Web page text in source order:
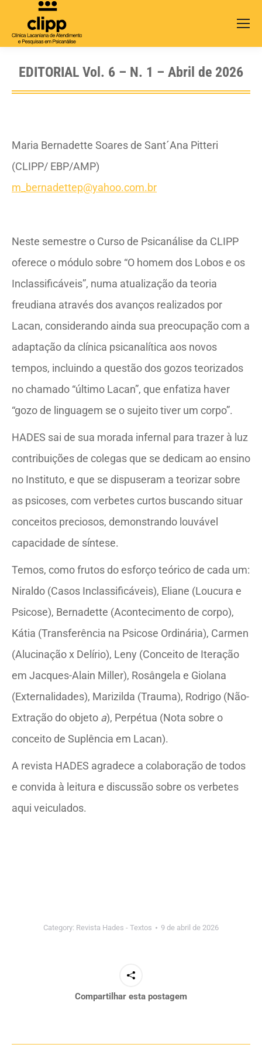
EDITORIAL Vol. 6 – N. 1 – Abril de 2026
Maria Bernadette Soares de Sant´Ana Pitteri
(CLIPP/ EBP/AMP)
m_bernadettep@yahoo.com.br
Neste semestre o Curso de Psicanálise da CLIPP
oferece o módulo sobre “O homem dos Lobos e os
Inclassificáveis”, numa atualização da teoria
freudiana através dos avanços realizados por
Lacan, considerando ainda sua preocupação com a
adaptação da clínica psicanalítica aos novos
tempos, incluindo a questão dos gozos teorizados
no chamado “último Lacan”, que enfatiza haver
“gozo de linguagem se o sujeito tiver um corpo”.
HADES sai de sua morada infernal para trazer à luz
contribuições de colegas que se dedicam ao ensino
no Instituto, e que se dispuseram a teorizar sobre
as psicoses, com verbetes curtos buscando situar
conceitos preciosos, demonstrando louvável
capacidade de síntese.
Temos, como frutos do esforço teórico de cada um:
Niraldo (Casos Inclassificáveis), Eliane (Loucura e
Psicose), Bernadette (Acontecimento de corpo),
Kátia (Transferência na Psicose Ordinária), Carmen
(Alucinação x Delírio), Leny (Conceito de Iteração
em Jacques-Alain Miller), Rosângela e Giolana
(Externalidades), Marizilda (Trauma), Rodrigo (Não-
Extração do objeto a), Perpétua (Nota sobre o
conceito de Suplência em Lacan).
A revista HADES agradece a colaboração de todos
e convida à leitura e discussão sobre os verbetes
aqui veiculados.
Category: Revista Hades - Textos 9 de abril de 2026
Compartilhar esta postagem